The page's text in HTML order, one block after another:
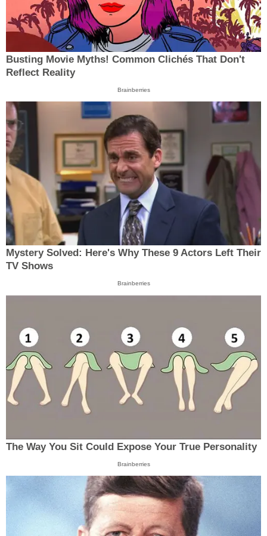
Busting Movie Myths! Common Clichés That Don't
Reflect Reality
Brainberries
Mystery Solved: Here's Why These 9 Actors Left Their
TV Shows
Brainberries
The Way You Sit Could Expose Your True Personality
Brainberries